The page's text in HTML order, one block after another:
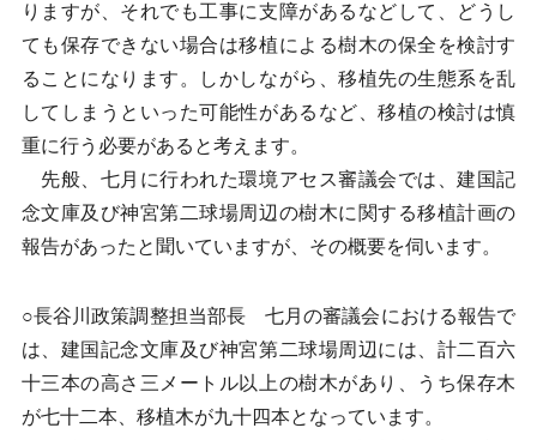
りますが、それでも工事に支障があるなどして、どうし
ても保存できない場合は移植による樹木の保全を検討す
ることになります。しかしながら、移植先の生態系を乱
してしまうといった可能性があるなど、移植の検討は慎
重に行う必要があると考えます。
先般、七月に行われた環境アセス審議会では、建国記
念文庫及び神宮第二球場周辺の樹木に関する移植計画の
報告があったと聞いていますが、その概要を伺います。
○長谷川政策調整担当部長 七月の審議会における報告で
は、建国記念文庫及び神宮第二球場周辺には、計二百六
十三本の高さ三メートル以上の樹木があり、うち保存木
が七十二本、移植木が九十四本となっています。